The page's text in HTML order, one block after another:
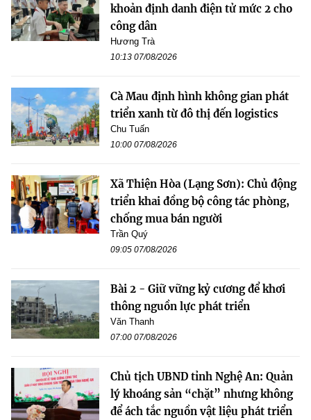
khoản định danh điện tử mức 2 cho
công dân
Hương Trà
10:13 07/08/2026
Cà Mau định hình không gian phát
triển xanh từ đô thị đến logistics
Chu Tuấn
10:00 07/08/2026
Xã Thiện Hòa (Lạng Sơn): Chủ động
triển khai đồng bộ công tác phòng,
chống mua bán người
Trần Quý
09:05 07/08/2026
Bài 2 - Giữ vững kỷ cương để khơi
thông nguồn lực phát triển
Văn Thanh
07:00 07/08/2026
Chủ tịch UBND tỉnh Nghệ An: Quản
lý khoáng sản “chặt” nhưng không
để ách tắc nguồn vật liệu phát triển